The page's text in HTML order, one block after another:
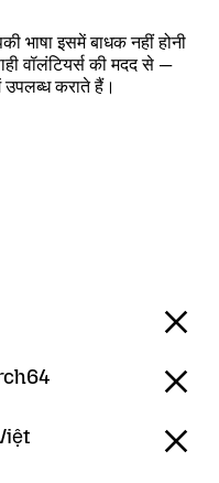
भाषा इसमें बाधक नहीं होनी
वॉलंटियर्स की मदद से —
कराते हैं।